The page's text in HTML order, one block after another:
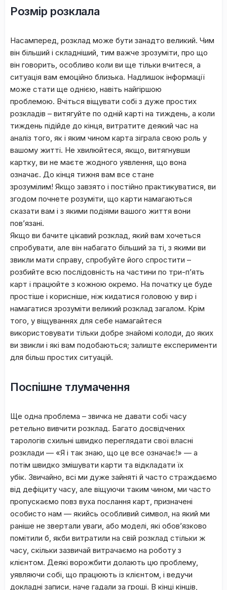
Розмір розклала
Насамперед, розклад може бути занадто великий. Чим
він більший і складніший, тим важче зрозуміти, про що
він говорить, особливо коли ви ще тільки вчитеся, а
ситуація вам емоційно близька. Надлишок інформації
може стати ще однією, навіть найгіршою
проблемою. Вчіться віщувати собі з дуже простих
розкладів – витягуйте по одній карті на тиждень, а коли
тиждень підійде до кінця, витратите деякий час на
аналіз того, як і яким чином карта зіграла свою роль у
вашому житті. Не хвилюйтеся, якщо, витягнувши
картку, ви не маєте жодного уявлення, що вона
означає. До кінця тижня вам все стане
зрозумілим! Якщо завзято і постійно практикуватися, ви
згодом почнете розуміти, що карти намагаються
сказати вам і з якими подіями вашого життя вони
пов’язані.
Якщо ви бачите цікавий розклад, який вам хочеться
спробувати, але він набагато більший за ті, з якими ви
звикли мати справу, спробуйте його спростити –
розбийте всю послідовність на частини по три-п’ять
карт і працюйте з кожною окремо. На початку це буде
простіше і корисніше, ніж кидатися головою у вир і
намагатися зрозуміти великий розклад загалом. Крім
того, у віщуваннях для себе намагайтеся
використовувати тільки добре знайомі колоди, до яких
ви звикли і які вам подобаються; залиште експерименти
для більш простих ситуацій.
Поспішне тлумачення
Ще одна проблема – звичка не давати собі часу
ретельно вивчити розклад. Багато досвідчених
тарологів схильні швидко переглядати свої власні
розклади — «Я і так знаю, що це все означає!» — а
потім швидко змішувати карти та відкладати їх
убік. Звичайно, всі ми дуже зайняті й часто страждаємо
від дефіциту часу, але віщуючи таким чином, ми часто
пропускаємо повз вуха послання карт, призначені
особисто нам — якийсь особливий символ, на який ми
раніше не звертали уваги, або моделі, які обов’язково
помітили б, якби витратили на свій розклад стільки ж
часу, скільки зазвичай витрачаємо на роботу з
клієнтом. Деякі ворожбити долають цю проблему,
уявляючи собі, що працюють із клієнтом, і ведучи
докладні записи, наче гадали за гроші. В кінці кінців,